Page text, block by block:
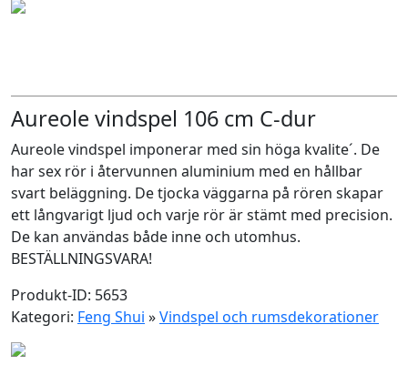
Aureole vindspel 106 cm C-dur
Aureole vindspel imponerar med sin höga kvalite´. De
har sex rör i återvunnen aluminium med en hållbar
svart beläggning. De tjocka väggarna på rören skapar
ett långvarigt ljud och varje rör är stämt med precision.
De kan användas både inne och utomhus.
BESTÄLLNINGSVARA!
Produkt-ID: 5653
Kategori: Feng Shui »Vindspel och rumsdekorationer